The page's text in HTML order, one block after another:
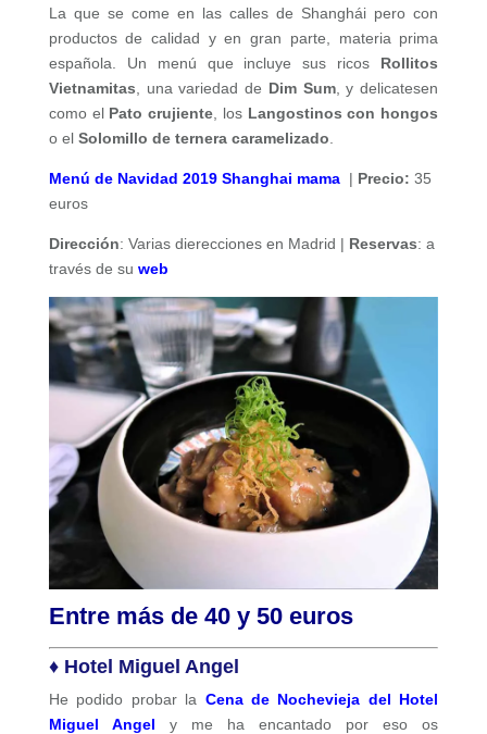
La que se come en las calles de Shanghái pero con
productos de calidad y en gran parte, materia prima
española. Un menú que incluye sus ricos Rollitos
Vietnamitas , una variedad de Dim Sum, y delicatesen
como el Pato crujiente , los Langostinos con hongos
o el Solomillo de ternera caramelizado
Menú de Navidad 2019 Shanghai mama | Precio: 35
euros
Dirección: Varias dierecciones en Madrid | Reservas: a
través de su web
Entre más de 40 y 50 euros
♦ Hotel Miguel Angel
He podido probar la Cena de Nochevieja del Hotel
Miguel Angel y me ha encantado por eso os